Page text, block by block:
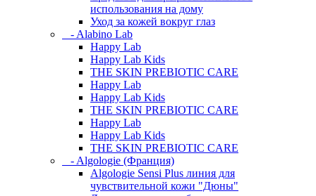
использования на дому
Уход за кожей вокруг глаз
- Alabino Lab
Happy Lab
Happy Lab Kids
THE SKIN PREBIOTIC CARE
Happy Lab
Happy Lab Kids
THE SKIN PREBIOTIC CARE
Happy Lab
Happy Lab Kids
THE SKIN PREBIOTIC CARE
- Algologie (Франция)
Algologie Sensi Plus линия для
чувcтвительной кожи "Дюны"